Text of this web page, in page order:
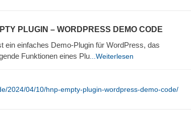
PLUGIN – WORDPRESS DEMO CODE
ein einfaches Demo-Plugin für WordPress, das
Funktionen eines Plu ...Weiterlesen
2024/04/10/hnp-empty-plugin-wordpress-demo-code/